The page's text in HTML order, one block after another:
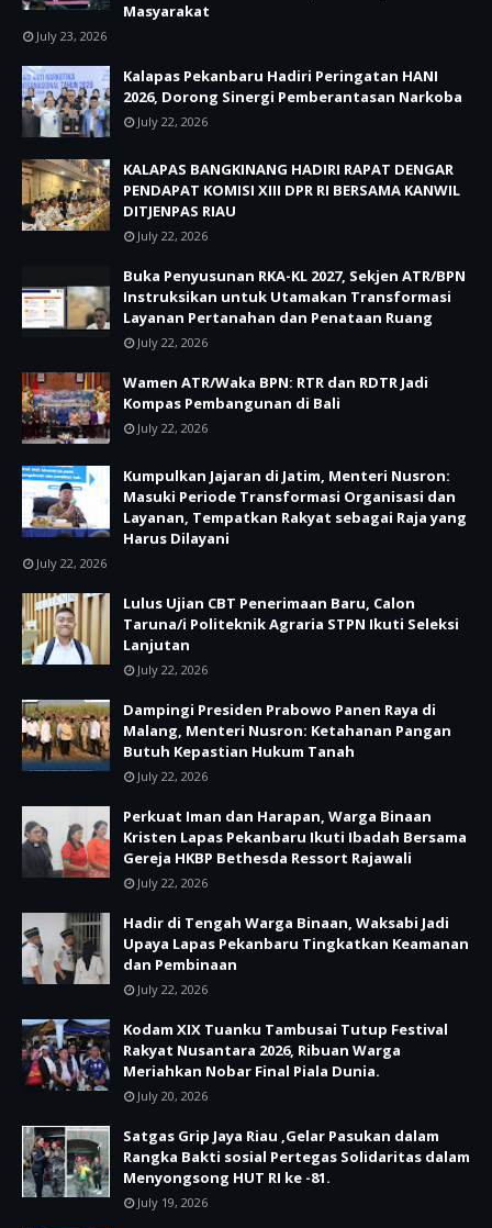
Masyarakat
July 23, 2026
Kalapas Pekanbaru Hadiri Peringatan HANI
2026, Dorong Sinergi Pemberantasan Narkoba
July 22, 2026
KALAPAS BANGKINANG HADIRI RAPAT DENGAR
PENDAPAT KOMISI XIII DPR RI BERSAMA KANWIL
DITJENPAS RIAU
July 22, 2026
Buka Penyusunan RKA-KL 2027, Sekjen ATR/BPN
Instruksikan untuk Utamakan Transformasi
Layanan Pertanahan dan Penataan Ruang
July 22, 2026
Wamen ATR/Waka BPN: RTR dan RDTR Jadi
Kompas Pembangunan di Bali
July 22, 2026
Kumpulkan Jajaran di Jatim, Menteri Nusron:
Masuki Periode Transformasi Organisasi dan
Layanan, Tempatkan Rakyat sebagai Raja yang
Harus Dilayani
July 22, 2026
Lulus Ujian CBT Penerimaan Baru, Calon
Taruna/i Politeknik Agraria STPN Ikuti Seleksi
Lanjutan
July 22, 2026
Dampingi Presiden Prabowo Panen Raya di
Malang, Menteri Nusron: Ketahanan Pangan
Butuh Kepastian Hukum Tanah
July 22, 2026
Perkuat Iman dan Harapan, Warga Binaan
Kristen Lapas Pekanbaru Ikuti Ibadah Bersama
Gereja HKBP Bethesda Ressort Rajawali
July 22, 2026
Hadir di Tengah Warga Binaan, Waksabi Jadi
Upaya Lapas Pekanbaru Tingkatkan Keamanan
dan Pembinaan
July 22, 2026
Kodam XIX Tuanku Tambusai Tutup Festival
Rakyat Nusantara 2026, Ribuan Warga
Meriahkan Nobar Final Piala Dunia.
July 20, 2026
Satgas Grip Jaya Riau ,Gelar Pasukan dalam
Rangka Bakti sosial Pertegas Solidaritas dalam
Menyongsong HUT RI ke -81.
July 19, 2026